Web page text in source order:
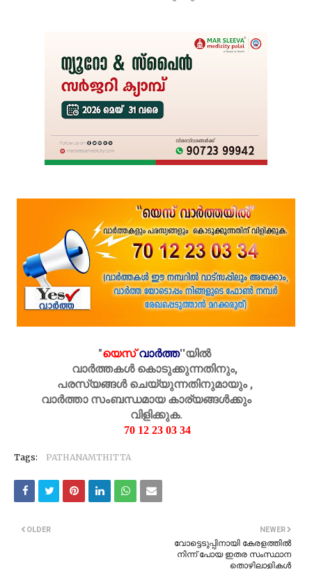
"യെസ് വാർത്ത''യിൽ
വാർത്തകൾ കൊടുക്കുന്നതിനും,
പരസ്യങ്ങൾ ചെയ്യുന്നതിനുമായും ,
വാർത്താ സംബന്ധമായ കാര്യങ്ങൾക്കും
വിളിക്കുക.
70 12 23 03 34
Tags: PATHANAMTHITTA
NEWER
വോട്ടെടുപ്പിനായി കേരളത്തില്‍
നിന്ന് പോയ ഇതര സംസ്ഥാന
തൊഴിലാളികള്‍
OLDER